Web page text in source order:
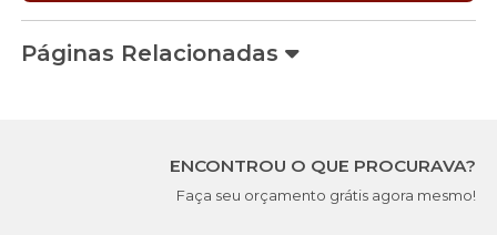
Páginas Relacionadas
ENCONTROU O QUE PROCURAVA?
Faça seu orçamento grátis agora mesmo!